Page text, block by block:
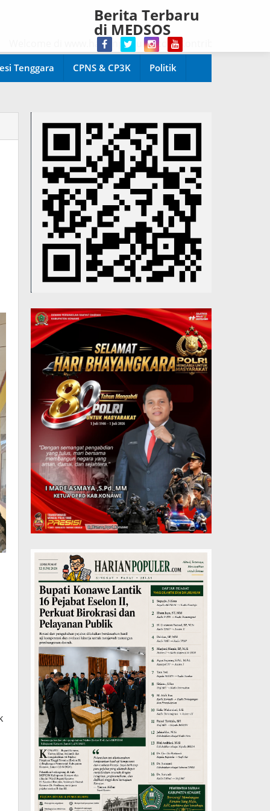
Berita Terbaru
di MEDSOS
di www.harianpopuler.com Kontributor Liputan
Tenggara CPNS & CP3K Politik